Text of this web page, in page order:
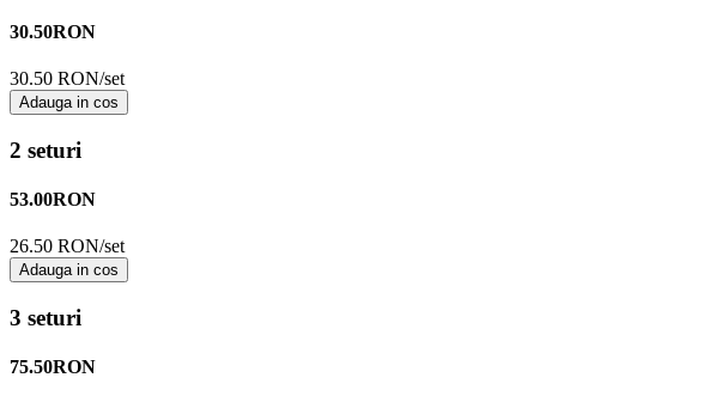
30.50RON
30.50 RON/set
Adauga in cos
2 seturi
53.00RON
26.50 RON/set
Adauga in cos
3 seturi
75.50RON